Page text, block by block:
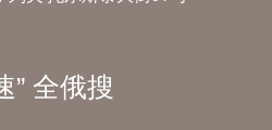
” 全俄搜